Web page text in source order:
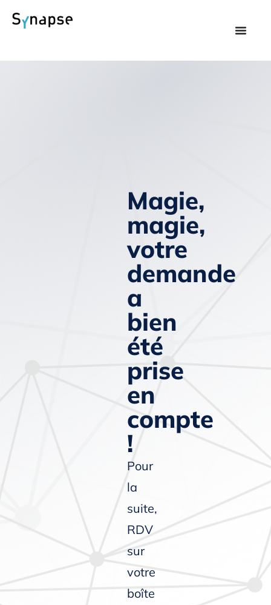
Magie,
magie,
votre
demande
a
bien
été
prise
en
compte
!
Pour
la
suite,
RDV
sur
votre
boîte